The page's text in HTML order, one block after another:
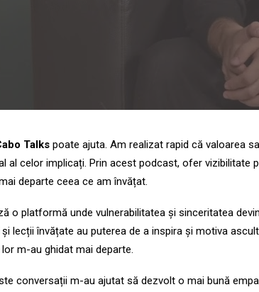
Talks poate ajuta. Am realizat rapid că valoarea
al celor implicați. Prin acest podcast, ofer
departe ceea ce am învățat.
o platformă unde vulnerabilitatea și sinceritatea
lecții învățate au puterea de a inspira și motiva
m-au ghidat mai departe.
conversații m-au ajutat să dezvolt o mai bună